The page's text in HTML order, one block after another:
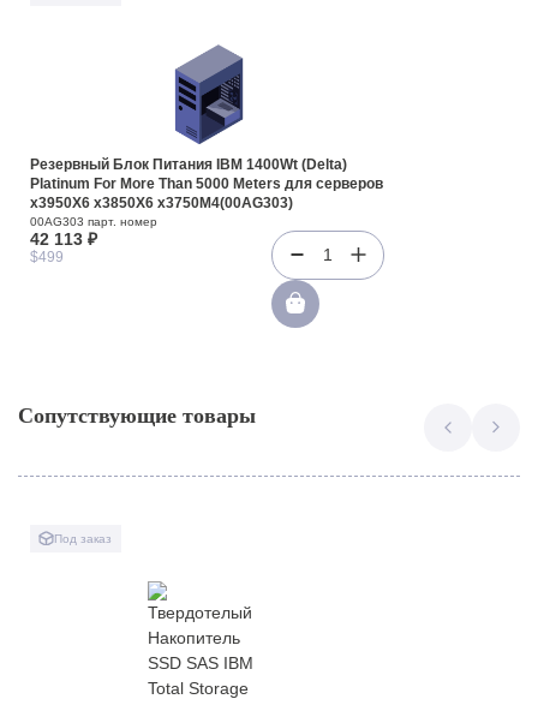
Резервный Блок Питания IBM 1400Wt (Delta)
Platinum For More Than 5000 Meters для серверов
x3950X6 x3850X6 x3750M4(00AG303)
00AG303 парт. номер
42 113 ₽
$499 1
Сопутствующие товары
Под заказ